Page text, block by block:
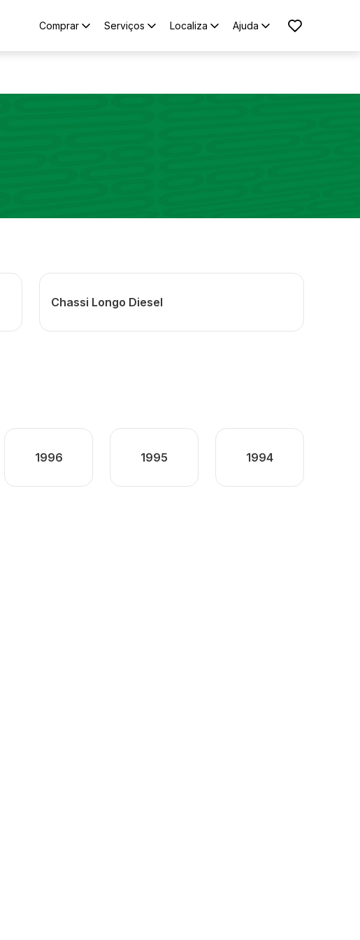
Comprar Serviços Localiza Ajuda
Chassi Longo Diesel
1996 1995 1994